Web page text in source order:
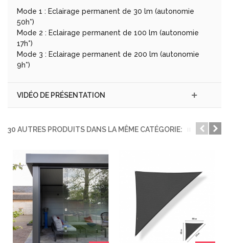
Mode 1 : Eclairage permanent de 30 lm (autonomie
50h*)
Mode 2 : Eclairage permanent de 100 lm (autonomie
17h*)
Mode 3 : Eclairage permanent de 200 lm (autonomie
9h*)
VIDÉO DE PRÉSENTATION
30 AUTRES PRODUITS DANS LA MÊME CATÉGORIE: